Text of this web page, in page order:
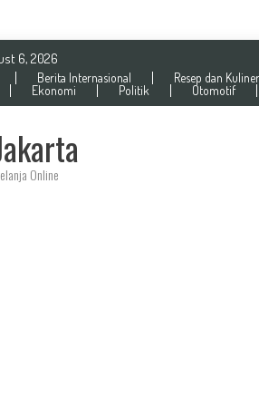
6, 2026
Berita Internasional Resep dan Kuliner
Ekonomi Politik Otomotif
Online